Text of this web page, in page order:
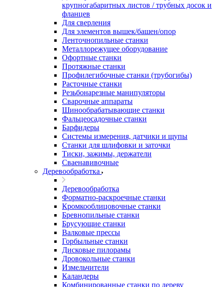
крупногабаритных листов / трубных досок и
фланцев
Для сверления
Для элементов вышек/башен/опор
Ленточнопильные станки
Металлорежущее оборудование
Офортные станки
Протяжные станки
Профилегибочные станки (трубогибы)
Расточные станки
Резьбонарезные манипуляторы
Сварочные аппараты
Шинообрабатывающие станки
Фальцеосадочные станки
Барфидеры
Системы измерения, датчики и щупы
Станки для шлифовки и заточки
Тиски, зажимы, держатели
Cваенавивочные
Деревообработка
Деревообработка
Форматно-раскроечные станки
Кромкооблицовочные станки
Бревнопильные станки
Брусующие станки
Валковые прессы
Горбыльные станки
Дисковые пилорамы
Дровокольные станки
Измельчители
Каландеры
Комбинированные станки по дереву